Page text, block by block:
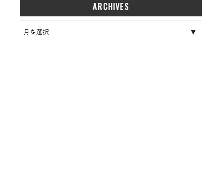
ARCHIVES